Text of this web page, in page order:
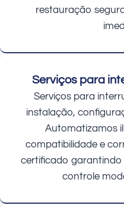
restauração
Serviços para
Serviços para
instalação,
Automatizamos
compatibilidade e
certificado garantindo
controle